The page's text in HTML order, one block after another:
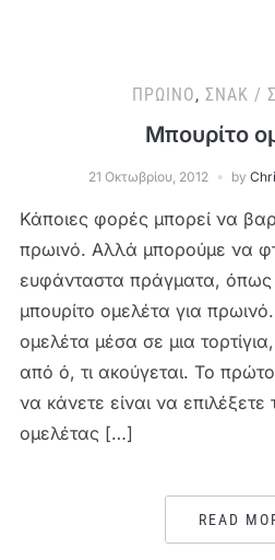
ΠΡΩΙΝΌ, ΣΝΑΚ /
Μπουρίτο
21 Οκτωβρίου, 2012 by
Κάποιες φορές μπορεί να
πρωινό. Αλλά μπορούμε να
ευφάνταστα πράγματα, όπως
μπουρίτο ομελέτα για
ομελέτα μέσα σε μια
από ό, τι ακούγεται. Το
να κάνετε είναι να επιλέξετε
ομελέτας […]
READ